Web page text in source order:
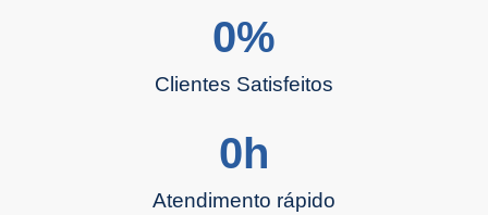
Clientes Satisfeitos
0%
Atendimento rápido
0h